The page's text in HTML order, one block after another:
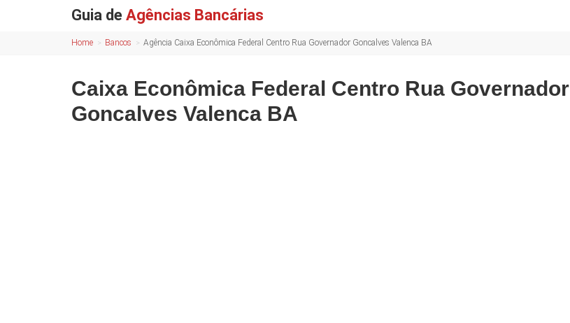
Guia de Agências Bancárias
Home Bancos Agência Caixa Econômica Federal Centro Rua Governador Goncalves Valenca BA
Caixa Econômica Federal Centro Rua Governador
Goncalves Valenca BA